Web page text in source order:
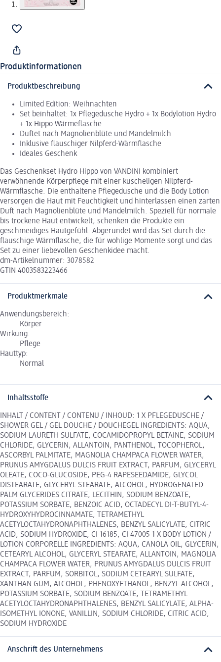
Produktinformationen
Produktbeschreibung
Limited Edition: Weihnachten
Set beinhaltet: 1x Pflegedusche Hydro + 1x Bodylotion Hydro
+ 1x Hippo Wärmeflasche
Duftet nach Magnolienblüte und Mandelmilch
Inklusive flauschiger Nilpferd-Wärmflasche
Ideales Geschenk
Das Geschenkset Hydro Hippo von VANDINI kombiniert
verwöhnende Körperpflege mit einer kuscheligen Nilpferd-
Wärmflasche. Die enthaltene Pflegedusche und die Body Lotion
versorgen die Haut mit Feuchtigkeit und hinterlassen einen zarten
Duft nach Magnolienblüte und Mandelmilch. Speziell für normale
bis trockene Haut entwickelt, schenken die Produkte ein
geschmeidiges Hautgefühl. Abgerundet wird das Set durch die
flauschige Wärmflasche, die für wohlige Momente sorgt und das
Set zu einer liebevollen Geschenkidee macht.
dm-Artikelnummer: 3078582
GTIN 4003583223466
Produktmerkmale
Anwendungsbereich:
Körper
Wirkung:
Pflege
Hauttyp:
Normal
Inhaltsstoffe
INHALT / CONTENT / CONTENU / INHOUD: 1 X PFLEGEDUSCHE /
SHOWER GEL / GEL DOUCHE / DOUCHEGEL INGREDIENTS: AQUA,
SODIUM LAURETH SULFATE, COCAMIDOPROPYL BETAINE, SODIUM
CHLORIDE, GLYCERIN, ALLANTOIN, PANTHENOL, TOCOPHEROL,
ASCORBYL PALMITATE, MAGNOLIA CHAMPACA FLOWER WATER,
PRUNUS AMYGDALUS DULCIS FRUIT EXTRACT, PARFUM, GLYCERYL
OLEATE, COCO-GLUCOSIDE, PEG-4 RAPESEEDAMIDE, GLYCOL
DISTEARATE, GLYCERYL STEARATE, ALCOHOL, HYDROGENATED
PALM GLYCERIDES CITRATE, LECITHIN, SODIUM BENZOATE,
POTASSIUM SORBATE, BENZOIC ACID, OCTADECYL DI-T-BUTYL-4-
HYDROXYHYDROCINNAMATE, TETRAMETHYL
ACETYLOCTAHYDRONAPHTHALENES, BENZYL SALICYLATE, CITRIC
ACID, SODIUM HYDROXIDE, CI 16185, CI 47005 1 X BODY LOTION /
LOTION CORPORELLE INGREDIENTS: AQUA, CANOLA OIL, GLYCERIN,
CETEARYL ALCOHOL, GLYCERYL STEARATE, ALLANTOIN, MAGNOLIA
CHAMPACA FLOWER WATER, PRUNUS AMYGDALUS DULCIS FRUIT
EXTRACT, PARFUM, SORBITOL, SODIUM CETEARYL SULFATE,
XANTHAN GUM, ALCOHOL, PHENOXYETHANOL, BENZYL ALCOHOL,
POTASSIUM SORBATE, SODIUM BENZOATE, TETRAMETHYL
ACETYLOCTAHYDRONAPHTHALENES, BENZYL SALICYLATE, ALPHA-
ISOMETHYL IONONE, VANILLIN, SODIUM CHLORIDE, CITRIC ACID,
SODIUM HYDROXIDE
Anschrift des Unternehmens